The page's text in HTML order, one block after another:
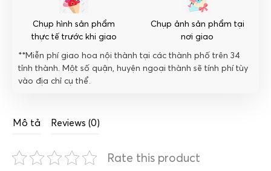
Chụp hình sản phẩm
thực tế trước khi giao
Chụp ảnh sản phẩm tại
nơi giao
**Miễn phí giao hoa nội thành tại các thành phố trên 34
tỉnh thành. Một số quận, huyện ngoại thành sẽ tính phí tùy
vào địa chỉ cụ thể.
Mô tả Reviews (0)
Rate this product